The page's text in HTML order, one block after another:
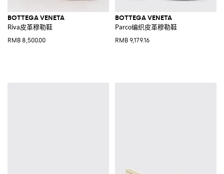
BOTTEGA VENETA
Riva皮革穆勒鞋
RMB 8,500.00
BOTTEGA VENETA
Parco编织皮革穆勒鞋
RMB 9,179.16